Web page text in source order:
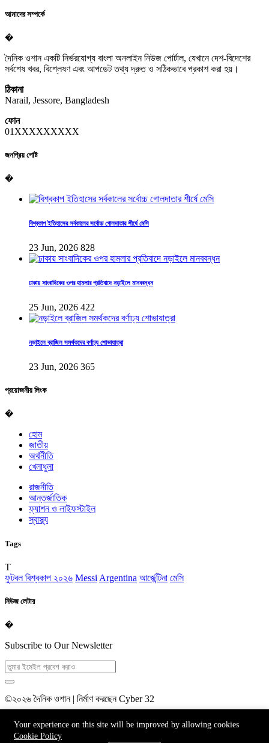
আমাদের সম্পর্কে
�
দৈনিক ওশান একটি নির্ভরযোগ্য বাংলা অনলাইন নিউজ পোর্টাল, যেখানে দেশ-বিদেশের
সর্বশেষ খবর, বিশ্লেষণ এবং আপডেট তথ্য দ্রুত ও সঠিকভাবে প্রকাশ করা হয়।
ঠিকানা
Narail, Jessore, Bangladesh
ফোন
01XXXXXXXXX
জনপ্রিয় পোষ্ট
�
বিশ্বকাপ ইতিহাসের সর্বকালের সর্বোচ্চ গোলদাতার শীর্ষে মেসি
23 Jun, 2026 828
ঢাকায় সাংবাদিকের ওপর হামলার প্রতিবাদে নড়াইলে মানববন্ধন
25 Jun, 2026 422
নড়াইলে ব্রাজিল সমর্থকদের বর্ণাঢ্য শোভাযাত্রা
23 Jun, 2026 365
প্রয়োজনীয় লিংক
�
হোম
জাতীয়
অর্থনীতি
খেলাধুলা
রাজনীতি
আন্তর্জাতিক
ফ্যাশন ও লাইফস্টাইল
স্বাস্থ্য
Tags
T
ফুটবল বিশ্বকাপ ২০২৬ Messi Argentina আর্জেন্টিনা মেসি
নিউজ লেটার
�
Subscribe to Our Newsletter
©২০২৬ দৈনিক ওশান | নির্মাণ করছেন Cyber 32
Homepage
Contact
Your experience on this site will be improved by allowing cookies
Cookie Policy